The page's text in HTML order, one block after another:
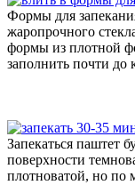
Формы для
жаропрочного
формы из плотной
заполнить почти до
Запекаться паштет
поверхности
плотноватой, но по